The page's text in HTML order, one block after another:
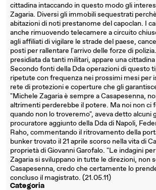
cittadina intaccando in questo modo gli
Zagaria. Diversi gli immobili sequestrati
abitazioni di noti prestanome del capoclan. I
anche rimuovendo telecamere a circuito
agli affiliati di vigilare le strade del paese,
posti per rallentare l'arrivo delle forze di
presidiata da tanti militari, appare una
Secondo fonti della Dda operazioni di questo
ripetute con frequenza nei prossimi mesi per
rete di protezioni e coperture che gli
"Michele Zagaria è sempre a Casapesenna,
altrimenti perderebbe il potere. Ma noi non ci
quando non lo troveremo", aveva detto alcuni
procuratore aggiunto della Dda di Napoli,
Raho, commentando il ritrovamento della
bunker trovato il 21 aprile scorso nella vita di
proprietà di Giovanni Garofalo. "Le indagini
Zagaria si sviluppano in tutte le direzioni, non
Casapesenna, credo che certamente lo
concluso il magistrato. (21.05.11)
Categoria